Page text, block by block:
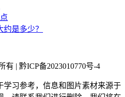
是多少？
有 | 黔ICP备2023010770号-4
学习参考，信息和图片素材来源于